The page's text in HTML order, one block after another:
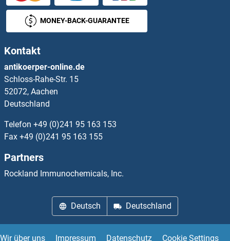
CYP1A2 ELISA Kits
CYP1B1 ELISA Kits
CYP21A2 ELISA Kits
CYP24A1 ELISA Kits
CYP26A1 ELISA Kits
CYP27B1 ELISA Kits
CYP2A6 ELISA Kits
MONEY-BACK-GUARANTEE
Kontakt
antikoerper-online.de
Schloss-Rahe-Str. 15
52072, Aachen
Deutschland
Telefon +49 (0)241 95 163 153
Fax +49 (0)241 95 163 155
Partners
Rockland Immunochemicals, Inc.
Deutsch Deutschland
Wir über uns Impressum Datenschutz Cookie Settings